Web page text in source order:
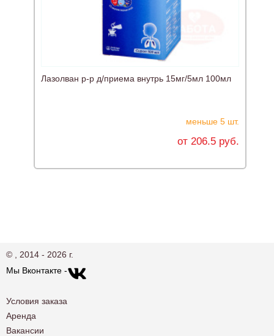
Лазолван р-р д/приема внутрь 15мг/5мл 100мл
меньше 5 шт.
от 206.5 руб.
© , 2014 - 2026 г.
Мы Вконтакте -
Условия заказа
Аренда
Вакансии